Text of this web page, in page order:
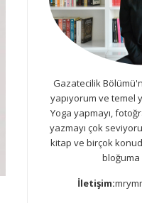
Gazatecilik
yapıyorum ve temel
Yoga yapmayı,
yazmayı çok
kitap ve birçok
bloğuma
İletişim: